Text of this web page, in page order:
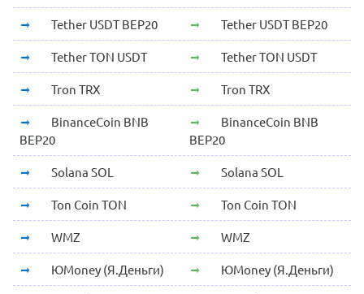
Tether USDT BEP20 Tether USDT BEP20
Tether TON USDT Tether TON USDT
Tron TRX Tron TRX
BinanceCoin BNB
BEP20
BinanceCoin BNB
BEP20
Solana SOL Solana SOL
Ton Coin TON Ton Coin TON
WMZ WMZ
ЮMoney (Я.Деньги) ЮMoney (Я.Деньги)